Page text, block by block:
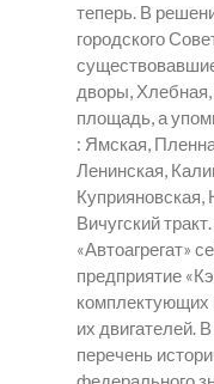
теперь. В
городского
дворы,
площадь, а
: Ямская,
Ленинская,
Куприяновская,
Вичугский
«Автоагрегат»
предприятие
комплектующих
их двигателей.
перечень